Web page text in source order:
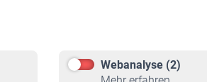
Webanalyse (2)
Rente beantragen
Rentenauszahlung